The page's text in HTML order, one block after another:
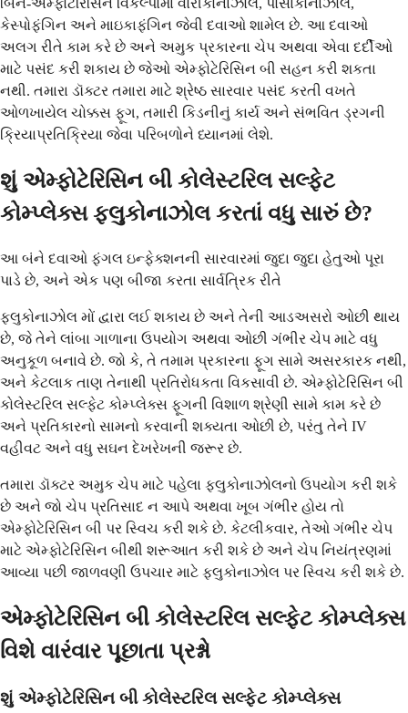
બિન-એમ્ફોટેરિસિન વિકલ્પોમાં વોરીકોનાઝોલ, પોસાકોનાઝોલ,
કેસ્પોફંગિન અને માઇકાફંગિન જેવી દવાઓ શામેલ છે. આ દવાઓ
અલગ રીતે કામ કરે છે અને અમુક પ્રકારના ચેપ અથવા એવા દર્દીઓ
માટે પસંદ કરી શકાય છે જેઓ એમ્ફોટેરિસિન બી સહન કરી શકતા
નથી. તમારા ડૉક્ટર તમારા માટે શ્રેષ્ઠ સારવાર પસંદ કરતી વખતે
ઓળખાયેલ ચોક્કસ ફૂગ, તમારી કિડનીનું કાર્ય અને સંભવિત ડ્રગની
ક્રિયાપ્રતિક્રિયા જેવા પરિબળોને ધ્યાનમાં લેશે.
શું એમ્ફોટેરિસિન બી કોલેસ્ટરિલ સલ્ફેટ
કોમ્પ્લેક્સ ફ્લુકોનાઝોલ કરતાં વધુ સારું છે?
આ બંને દવાઓ ફંગલ ઇન્ફેક્શનની સારવારમાં જુદા જુદા હેતુઓ પૂરા
પાડે છે, અને એક પણ બીજા કરતા સાર્વત્રિક રીતે
ફ્લુકોનાઝોલ મોં દ્વારા લઈ શકાય છે અને તેની આડઅસરો ઓછી થાય
છે, જે તેને લાંબા ગાળાના ઉપયોગ અથવા ઓછી ગંભીર ચેપ માટે વધુ
અનુકૂળ બનાવે છે. જો કે, તે તમામ પ્રકારના ફૂગ સામે અસરકારક નથી,
અને કેટલાક તાણ તેનાથી પ્રતિરોધકતા વિકસાવી છે. એમ્ફોટેરિસિન બી
કોલેસ્ટરિલ સલ્ફેટ કોમ્પ્લેક્સ ફૂગની વિશાળ શ્રેણી સામે કામ કરે છે
અને પ્રતિકારનો સામનો કરવાની શક્યતા ઓછી છે, પરંતુ તેને IV
વહીવટ અને વધુ સઘન દેખરેખની જરૂર છે.
તમારા ડૉક્ટર અમુક ચેપ માટે પહેલા ફ્લુકોનાઝોલનો ઉપયોગ કરી શકે
છે અને જો ચેપ પ્રતિસાદ ન આપે અથવા ખૂબ ગંભીર હોય તો
એમ્ફોટેરિસિન બી પર સ્વિચ કરી શકે છે. કેટલીકવાર, તેઓ ગંભીર ચેપ
માટે એમ્ફોટેરિસિન બીથી શરૂઆત કરી શકે છે અને ચેપ નિયંત્રણમાં
આવ્યા પછી જાળવણી ઉપચાર માટે ફ્લુકોનાઝોલ પર સ્વિચ કરી શકે છે.
એમ્ફોટેરિસિન બી કોલેસ્ટરિલ સલ્ફેટ કોમ્પ્લેક્સ
વિશે વારંવાર પૂછાતા પ્રશ્નો
શું એમ્ફોટેરિસિન બી કોલેસ્ટરિલ સલ્ફેટ કોમ્પ્લેક્સ